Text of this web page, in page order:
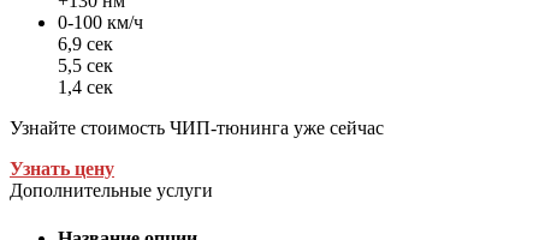
0-100 км/ч
6,9 сек
5,5 сек
1,4 сек
Узнайте стоимость ЧИП-тюнинга уже сейчас
Узнать цену
Дополнительные услуги